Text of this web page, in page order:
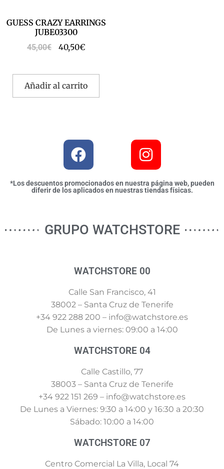
GUESS CRAZY EARRINGS
JUBE03300
45,00€ 40,50€
Añadir al carrito
*Los descuentos promocionados en nuestra página web, pueden
diferir de los aplicados en nuestras tiendas físicas.
GRUPO WATCHSTORE
WATCHSTORE 00
Calle San Francisco, 41
38002 – Santa Cruz de Tenerife
+34 922 288 200 – info@watchstore.es
De Lunes a viernes: 09:00 a 14:00
WATCHSTORE 04
Calle Castillo, 77
38003 – Santa Cruz de Tenerife
+34 922 151 269 – info@watchstore.es
De Lunes a Viernes: 9:30 a 14:00 y 16:30 a 20:30
Sábado: 10:00 a 14:00
WATCHSTORE 07
Centro Comercial La Villa, Local 74